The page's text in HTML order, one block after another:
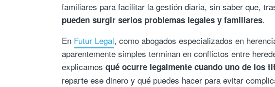
familiares para facilitar la gestión diaria, sin saber que,
pueden surgir serios problemas legales y familiares.
En Futur Legal, como abogados especializados en
aparentemente simples terminan en conflictos entre
explicamos qué ocurre legalmente cuando uno de los
reparte ese dinero y qué puedes hacer para evitar